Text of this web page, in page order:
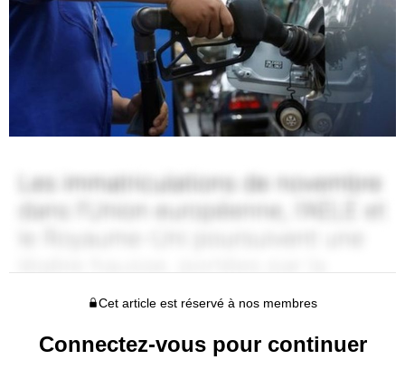
Cet article est réservé à nos membres
Connectez-vous pour continuer